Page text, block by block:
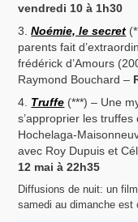
vendredi 10 à 1h30
Noémie, le secret
parents fait
frédérick d’Amours
Raymond Bouchard –
Truffe (***) – Une
s’approprier les
Hochelaga-
avec Roy Dupuis et
12 mai à 22h35
Diffusions de nuit: un
samedi au dimanche est